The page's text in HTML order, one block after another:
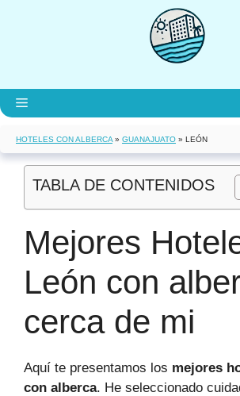
Menú
HOTELES CON ALBERCA » GUANAJUATO » LEÓN
TABLA DE CONTENIDOS
Mejores
León con
cerca de mi
Aquí te presentamos los mejores
con alberca. He seleccionado